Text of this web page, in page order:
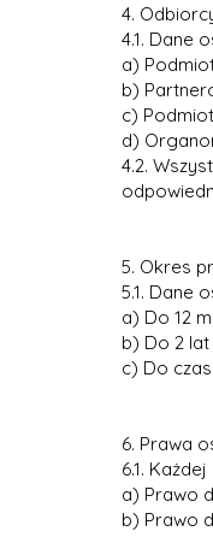
4.
4.1. Dane
a)
b)
c)
d)
4.2.
5. Okres
5.1. Dane
a) Do 12
b) Do 2
c) Do
6. Prawa
6.1.
a) Prawo
b) Prawo